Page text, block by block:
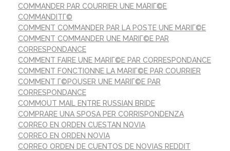
COMMANDER PAR COURRIER UNE MARIГ©E
COMMANDITГ©
COMMENT COMMANDER PAR LA POSTE UNE MARIГ©E
COMMENT COMMANDER UNE MARIГ©E PAR
CORRESPONDANCE
COMMENT FAIRE UNE MARIГ©E PAR CORRESPONDANCE
COMMENT FONCTIONNE LA MARIГ©E PAR COURRIER
COMMENT Г©POUSER UNE MARIГ©E PAR
CORRESPONDANCE
COMMOUT MAIL ENTRE RUSSIAN BRIDE
COMPRARE UNA SPOSA PER CORRISPONDENZA
CORREO EN ORDEN CUESTAN NOVIA
CORREO EN ORDEN NOVIA
CORREO ORDEN DE CUENTOS DE NOVIAS REDDIT